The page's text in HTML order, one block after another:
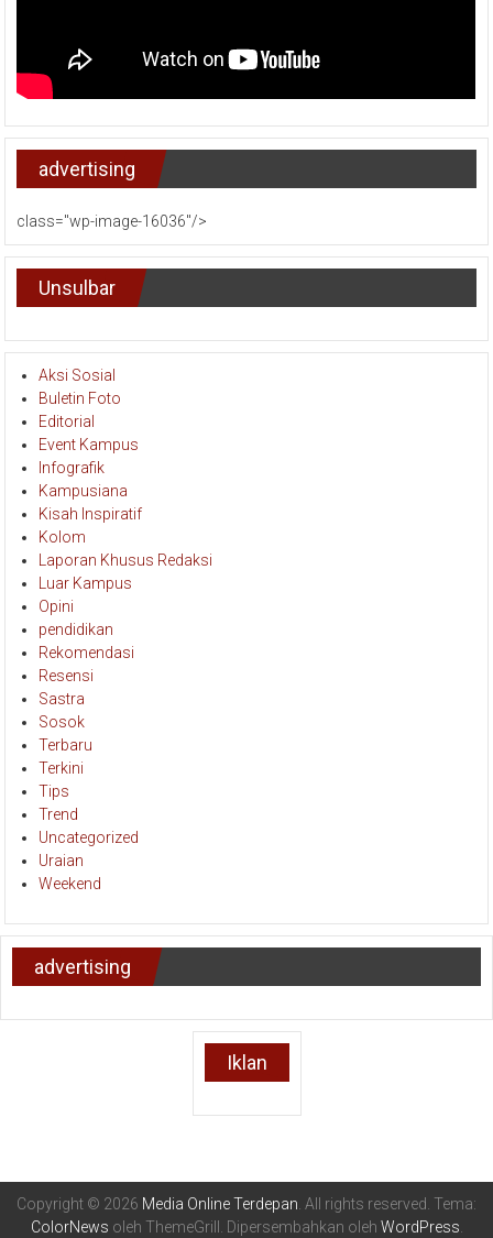
advertising
class="wp-image-16036"/>
Unsulbar
Aksi Sosial
Buletin Foto
Editorial
Event Kampus
Infografik
Kampusiana
Kisah Inspiratif
Kolom
Laporan Khusus Redaksi
Luar Kampus
Opini
pendidikan
Rekomendasi
Resensi
Sastra
Sosok
Terbaru
Terkini
Tips
Trend
Uncategorized
Uraian
Weekend
advertising
Iklan
Copyright © 2026 Media Online Terdepan . All rights reserved. Tema:
ColorNews oleh ThemeGrill. Dipersembahkan oleh WordPress